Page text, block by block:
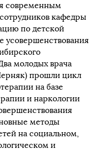
современным
кафедры
по детской
усовершенствования
молодых врача
прошли цикл
на базе
и наркологии
методы
на социальном,
и